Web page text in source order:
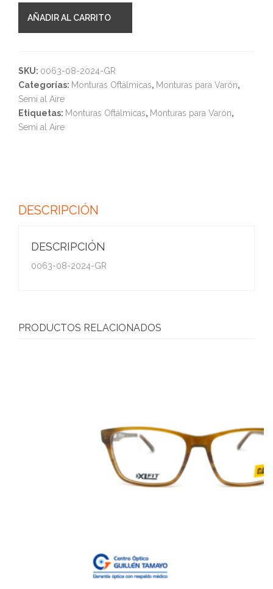
AÑADIR AL CARRITO
SKU: 0063-08-2024-GR
Categorías: Monturas Oftálmicas, Monturas para Varón,
Semi al Aire
Etiquetas: Monturas Oftálmicas, Monturas para Varón,
Semi al Aire
DESCRIPCIÓN
DESCRIPCIÓN
0063-08-2024-GR
PRODUCTOS RELACIONADOS